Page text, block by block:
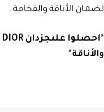
لضمان الأناقة والفخامة .
*احصلوا علىجزدان DIOR
والأناقة*